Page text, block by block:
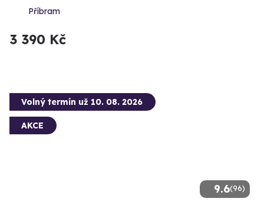
Příbram
3 390 Kč
9.6(96)
Volný termín už 10. 08. 2026
AKCE